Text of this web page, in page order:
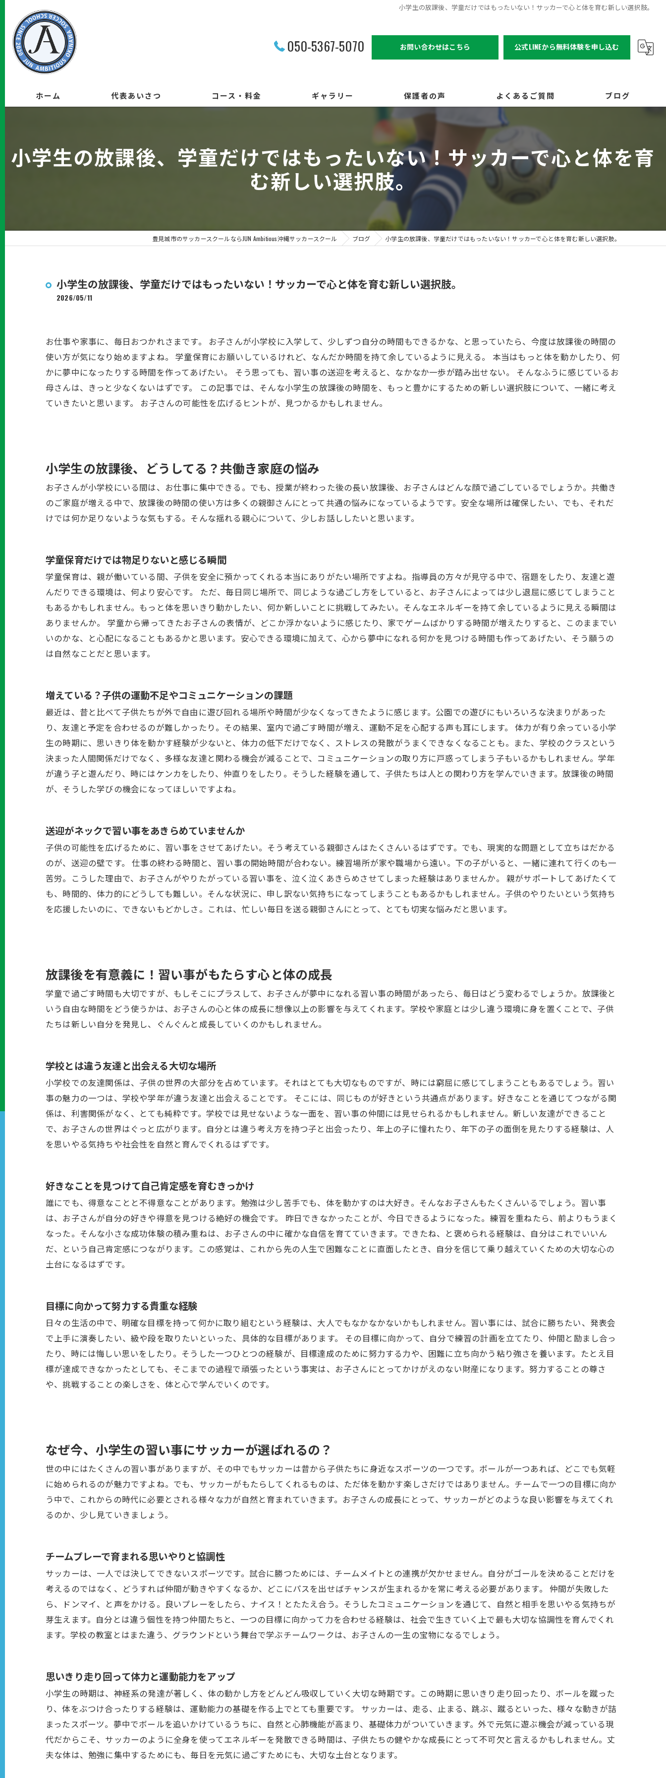
小学生の放課後、学童だけではもったいない！サッカーで心と体を育む新しい選択肢。
050-5367-5070 お問い合わせはこちら 公式LINEから無料体験を申し込む
ホーム 代表あいさつ コース・料金 ギャラリー 保護者の声 よくあるご質問 ブログ
小学生の放課後、学童だけではもったいない！サッカーで心と体を育
む新しい選択肢。
豊見城市のサッカースクールならJUN Ambitious沖縄サッカースクール ブログ 小学生の放課後、学童だけではもったいない！サッカーで心と体を育む新しい選択肢。
小学生の放課後、学童だけではもったいない！サッカーで心と体を育む新しい選択肢。
2026/05/11
お仕事や家事に、毎日おつかれさまです。 お子さんが小学校に入学して、少しずつ自分の時間もできるかな、と思っていたら、今度は放課後の時間の
使い方が気になり始めますよね。 学童保育にお願いしているけれど、なんだか時間を持て余しているように見える。 本当はもっと体を動かしたり、何
かに夢中になったりする時間を作ってあげたい。 そう思っても、習い事の送迎を考えると、なかなか一歩が踏み出せない。 そんなふうに感じているお
母さんは、きっと少なくないはずです。 この記事では、そんな小学生の放課後の時間を、もっと豊かにするための新しい選択肢について、一緒に考え
ていきたいと思います。 お子さんの可能性を広げるヒントが、見つかるかもしれません。
小学生の放課後、どうしてる？共働き家庭の悩み
お子さんが小学校にいる間は、お仕事に集中できる。でも、授業が終わった後の長い放課後、お子さんはどんな顔で過ごしているでしょうか。共働き
のご家庭が増える中で、放課後の時間の使い方は多くの親御さんにとって共通の悩みになっているようです。安全な場所は確保したい、でも、それだ
けでは何か足りないような気もする。そんな揺れる親心について、少しお話ししたいと思います。
学童保育だけでは物足りないと感じる瞬間
学童保育は、親が働いている間、子供を安全に預かってくれる本当にありがたい場所ですよね。指導員の方々が見守る中で、宿題をしたり、友達と遊
んだりできる環境は、何より安心です。 ただ、毎日同じ場所で、同じような過ごし方をしていると、お子さんによっては少し退屈に感じてしまうこと
もあるかもしれません。もっと体を思いきり動かしたい、何か新しいことに挑戦してみたい。そんなエネルギーを持て余しているように見える瞬間は
ありませんか。 学童から帰ってきたお子さんの表情が、どこか浮かないように感じたり、家でゲームばかりする時間が増えたりすると、このままでい
いのかな、と心配になることもあるかと思います。安心できる環境に加えて、心から夢中になれる何かを見つける時間も作ってあげたい、そう願うの
は自然なことだと思います。
増えている？子供の運動不足やコミュニケーションの課題
最近は、昔と比べて子供たちが外で自由に遊び回れる場所や時間が少なくなってきたように感じます。公園での遊びにもいろいろな決まりがあった
り、友達と予定を合わせるのが難しかったり。その結果、室内で過ごす時間が増え、運動不足を心配する声も耳にします。 体力が有り余っている小学
生の時期に、思いきり体を動かす経験が少ないと、体力の低下だけでなく、ストレスの発散がうまくできなくなることも。また、学校のクラスという
決まった人間関係だけでなく、多様な友達と関わる機会が減ることで、コミュニケーションの取り方に戸惑ってしまう子もいるかもしれません。学年
が違う子と遊んだり、時にはケンカをしたり、仲直りをしたり。そうした経験を通して、子供たちは人との関わり方を学んでいきます。放課後の時間
が、そうした学びの機会になってほしいですよね。
送迎がネックで習い事をあきらめていませんか
子供の可能性を広げるために、習い事をさせてあげたい。そう考えている親御さんはたくさんいるはずです。でも、現実的な問題として立ちはだかる
のが、送迎の壁です。 仕事の終わる時間と、習い事の開始時間が合わない。練習場所が家や職場から遠い。下の子がいると、一緒に連れて行くのも一
苦労。こうした理由で、お子さんがやりたがっている習い事を、泣く泣くあきらめさせてしまった経験はありませんか。 親がサポートしてあげたくて
も、時間的、体力的にどうしても難しい。そんな状況に、申し訳ない気持ちになってしまうこともあるかもしれません。子供のやりたいという気持ち
を応援したいのに、できないもどかしさ。これは、忙しい毎日を送る親御さんにとって、とても切実な悩みだと思います。
放課後を有意義に！習い事がもたらす心と体の成長
学童で過ごす時間も大切ですが、もしそこにプラスして、お子さんが夢中になれる習い事の時間があったら、毎日はどう変わるでしょうか。放課後と
いう自由な時間をどう使うかは、お子さんの心と体の成長に想像以上の影響を与えてくれます。学校や家庭とは少し違う環境に身を置くことで、子供
たちは新しい自分を発見し、ぐんぐんと成長していくのかもしれません。
学校とは違う友達と出会える大切な場所
小学校での友達関係は、子供の世界の大部分を占めています。それはとても大切なものですが、時には窮屈に感じてしまうこともあるでしょう。習い
事の魅力の一つは、学校や学年が違う友達と出会えることです。 そこには、同じものが好きという共通点があります。好きなことを通じてつながる関
係は、利害関係がなく、とても純粋です。学校では見せないような一面を、習い事の仲間には見せられるかもしれません。新しい友達ができること
で、お子さんの世界はぐっと広がります。自分とは違う考え方を持つ子と出会ったり、年上の子に憧れたり、年下の子の面倒を見たりする経験は、人
を思いやる気持ちや社会性を自然と育んでくれるはずです。
好きなことを見つけて自己肯定感を育むきっかけ
誰にでも、得意なことと不得意なことがあります。勉強は少し苦手でも、体を動かすのは大好き。そんなお子さんもたくさんいるでしょう。習い事
は、お子さんが自分の好きや得意を見つける絶好の機会です。 昨日できなかったことが、今日できるようになった。練習を重ねたら、前よりもうまく
なった。そんな小さな成功体験の積み重ねは、お子さんの中に確かな自信を育てていきます。できたね、と褒められる経験は、自分はこれでいいん
だ、という自己肯定感につながります。この感覚は、これから先の人生で困難なことに直面したとき、自分を信じて乗り越えていくための大切な心の
土台になるはずです。
目標に向かって努力する貴重な経験
日々の生活の中で、明確な目標を持って何かに取り組むという経験は、大人でもなかなかないかもしれません。習い事には、試合に勝ちたい、発表会
で上手に演奏したい、級や段を取りたいといった、具体的な目標があります。 その目標に向かって、自分で練習の計画を立てたり、仲間と励まし合っ
たり、時には悔しい思いをしたり。そうした一つひとつの経験が、目標達成のために努力する力や、困難に立ち向かう粘り強さを養います。たとえ目
標が達成できなかったとしても、そこまでの過程で頑張ったという事実は、お子さんにとってかけがえのない財産になります。努力することの尊さ
や、挑戦することの楽しさを、体と心で学んでいくのです。
なぜ今、小学生の習い事にサッカーが選ばれるの？
世の中にはたくさんの習い事がありますが、その中でもサッカーは昔から子供たちに身近なスポーツの一つです。ボールが一つあれば、どこでも気軽
に始められるのが魅力ですよね。でも、サッカーがもたらしてくれるものは、ただ体を動かす楽しさだけではありません。チームで一つの目標に向か
う中で、これからの時代に必要とされる様々な力が自然と育まれていきます。お子さんの成長にとって、サッカーがどのような良い影響を与えてくれ
るのか、少し見ていきましょう。
チームプレーで育まれる思いやりと協調性
サッカーは、一人では決してできないスポーツです。試合に勝つためには、チームメイトとの連携が欠かせません。自分がゴールを決めることだけを
考えるのではなく、どうすれば仲間が動きやすくなるか、どこにパスを出せばチャンスが生まれるかを常に考える必要があります。 仲間が失敗した
ら、ドンマイ、と声をかける。良いプレーをしたら、ナイス！とたたえ合う。そうしたコミュニケーションを通じて、自然と相手を思いやる気持ちが
芽生えます。自分とは違う個性を持つ仲間たちと、一つの目標に向かって力を合わせる経験は、社会で生きていく上で最も大切な協調性を育んでくれ
ます。学校の教室とはまた違う、グラウンドという舞台で学ぶチームワークは、お子さんの一生の宝物になるでしょう。
思いきり走り回って体力と運動能力をアップ
小学生の時期は、神経系の発達が著しく、体の動かし方をどんどん吸収していく大切な時期です。この時期に思いきり走り回ったり、ボールを蹴った
り、体をぶつけ合ったりする経験は、運動能力の基礎を作る上でとても重要です。 サッカーは、走る、止まる、跳ぶ、蹴るといった、様々な動きが詰
まったスポーツ。夢中でボールを追いかけているうちに、自然と心肺機能が高まり、基礎体力がついていきます。外で元気に遊ぶ機会が減っている現
代だからこそ、サッカーのように全身を使ってエネルギーを発散できる時間は、子供たちの健やかな成長にとって不可欠と言えるかもしれません。丈
夫な体は、勉強に集中するためにも、毎日を元気に過ごすためにも、大切な土台となります。